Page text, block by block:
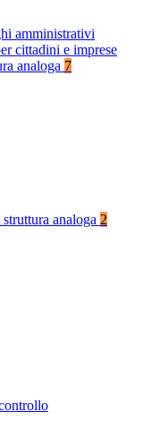
amministrativi
cittadini e imprese
analoga 7
analoga 2